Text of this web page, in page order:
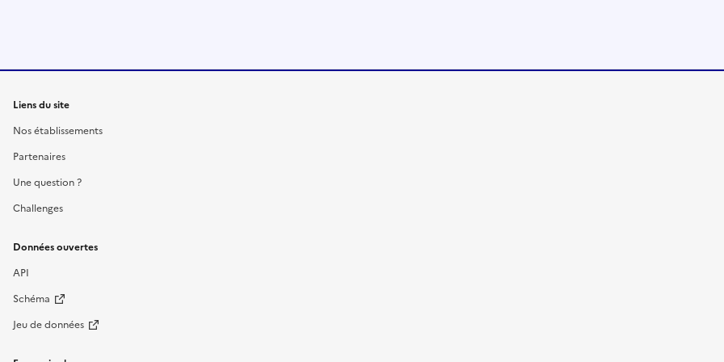
Liens du site
Nos établissements
Partenaires
Une question ?
Challenges
Données ouvertes
API
Schéma
Jeu de données